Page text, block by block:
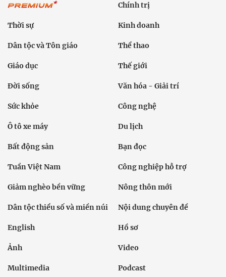
Chính trị
Thời sự Kinh doanh
Dân tộc và Tôn giáo Thể thao
Giáo dục Thế giới
Đời sống Văn hóa - Giải trí
Sức khỏe Công nghệ
Ô tô xe máy Du lịch
Bất động sản Bạn đọc
Tuần Việt Nam Công nghiệp hỗ trợ
Giảm nghèo bền vững Nông thôn mới
Dân tộc thiểu số và miền núi Nội dung chuyên đề
English Hồ sơ
Ảnh Video
Multimedia Podcast